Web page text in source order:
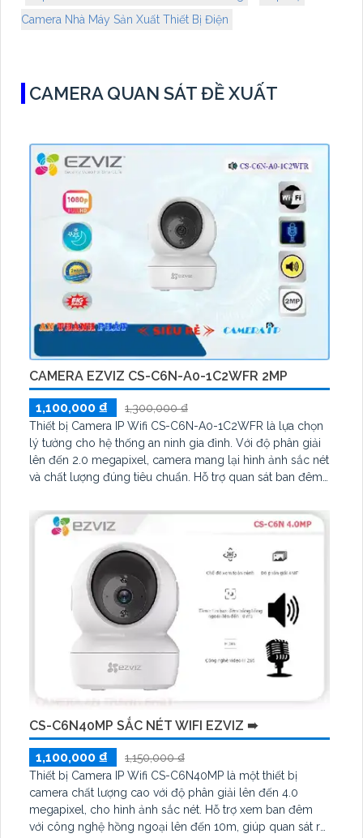
Camera Nhà Máy Sản Xuất Thiết Bị Điện
CAMERA QUAN SÁT ĐỀ XUẤT
CAMERA EZVIZ CS-C6N-A0-1C2WFR 2MP
1,100,000 ₫
1,300,000 ₫
Thiết bị Camera IP Wifi CS-C6N-A0-1C2WFR là lựa chọn
lý tưởng cho hệ thống an ninh gia đình. Với độ phân giải
lên đến 2.0 megapixel, camera mang lại hình ảnh sắc nét
và chất lượng đúng tiêu chuẩn. Hỗ trợ quan sát ban đêm
linh hoạt
CS-C6N40MP SẮC NÉT WIFI EZVIZ ➠
1,100,000 ₫
1,150,000 ₫
Thiết bị Camera IP Wifi CS-C6N40MP là một thiết bị
camera chất lượng cao với độ phân giải lên đến 4.0
megapixel, cho hình ảnh sắc nét. Hỗ trợ xem ban đêm
với công nghệ hồng ngoại lên đến 10m, giúp quan sát rõ